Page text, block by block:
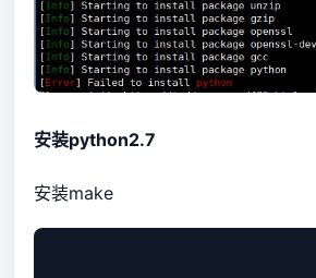
安装python2.7
安装make